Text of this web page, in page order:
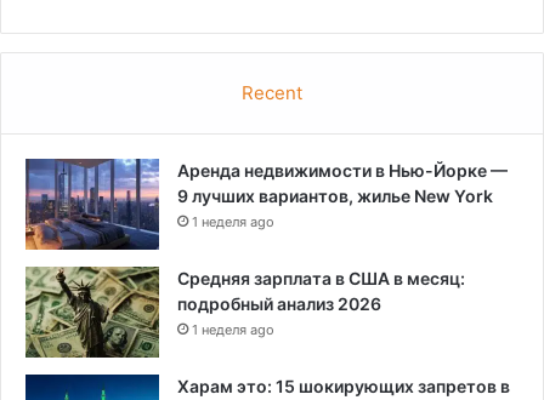
Recent
Аренда недвижимости в Нью-Йорке —
9 лучших вариантов, жилье New York
1 неделя ago
Средняя зарплата в США в месяц:
подробный анализ 2026
1 неделя ago
Харам это: 15 шокирующих запретов в